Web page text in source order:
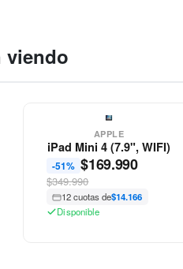
viendo
APPLE
iPad Mini 4 (7.9", WIFI)
-51% $169.990
$349.990
12 cuotas de$14.166
Disponible